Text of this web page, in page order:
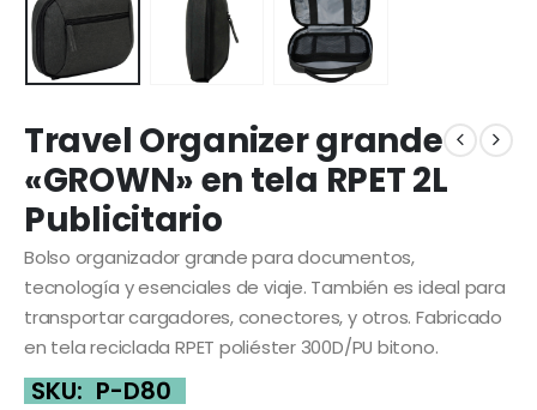
Travel Organizer grande
«GROWN» en tela RPET 2L
Publicitario
Bolso organizador grande para documentos,
tecnología y esenciales de viaje. También es ideal para
transportar cargadores, conectores, y otros. Fabricado
en tela reciclada RPET poliéster 300D/PU bitono.
SKU: P-D80